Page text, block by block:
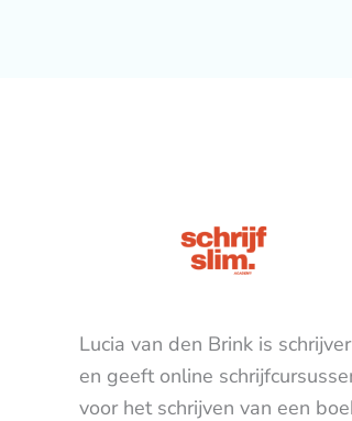
Lucia van den Brink is schrijver
en geeft online
voor het schrijven van een